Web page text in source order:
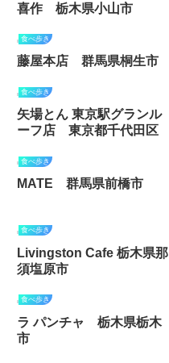
喜作 栃木県小山市
食べ歩き
藤屋本店 群馬県桐生市
食べ歩き
矢場とん 東京駅グランル
ーフ店 東京都千代田区
食べ歩き
MATE 群馬県前橋市
食べ歩き
Livingston Cafe 栃木県那
須塩原市
食べ歩き
ラ パンチャ 栃木県栃木
市